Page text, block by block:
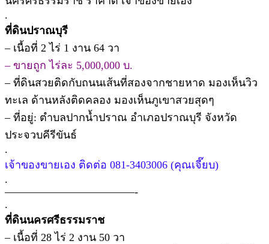
.
ที่ดินปราณบุรี
– เนื้อที่ 2 ไร่ 1 งาน 64 วา
– ขายถูก ไร่ละ 5,000,000 บ.
– ที่ดินสวยติดกับถนนเส้นที่สองจากชายหาด มองเห็นวิว
ทะเล ด้านหลังติดคลอง มองเห็นภูเขาสวยสุดๆ
– ที่อยู่: ตำบลปากน้ำปราณ อำเภอปราณบุรี จังหวัด
ประจวบคีรีขันธ์
.
เจ้าของขายเอง ติดต่อ 081-3403006 (คุณเจี๊ยบ)
.
————————————-
.
ที่ดินนครศรีธรรมราช
– เนื้อที่ 28 ไร่ 2 งาน 50 วา